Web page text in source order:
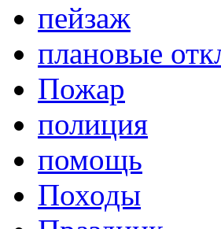
пейзаж
плановые
Пожар
полиция
помощь
Походы